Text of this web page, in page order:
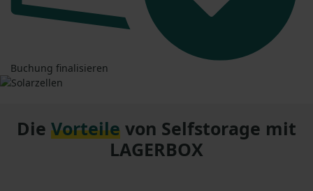
Buchung finalisieren
Die Vorteile von Selfstorage mit
LAGERBOX